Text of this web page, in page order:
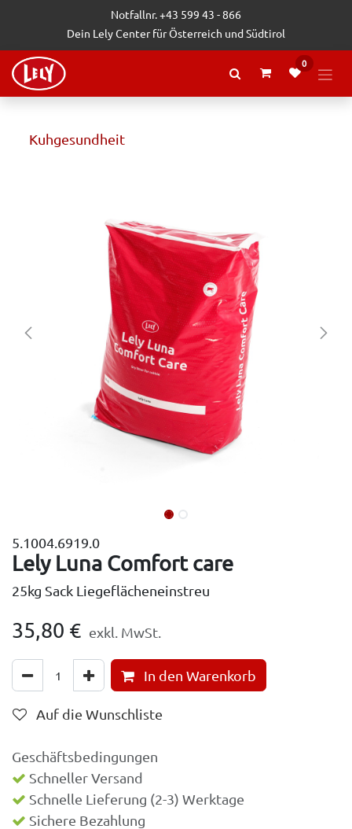
Zum Inhalt springenNotfallnr. +43 599 43 - 866
Dein Lely Center für Österreich und Südtirol
0
Kuhgesundheit
5.1004.6919.0
Lely Luna Comfort care
25kg Sack Liegeflächeneinstreu
35,80 € exkl. MwSt.
In den Warenkorb
Auf die Wunschliste
Geschäftsbedingungen
Schneller Versand
Schnelle Lieferung (2-3) Werktage
Sichere Bezahlung